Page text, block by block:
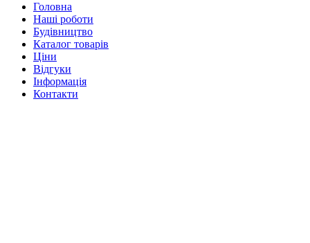
Головна
Наші роботи
Будівництво
Каталог товарів
Ціни
Відгуки
Інформація
Контакти